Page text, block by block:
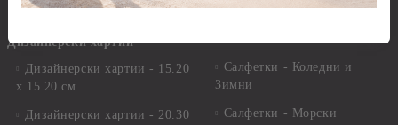
Инструменти и пособия
Дизайнерски хартии
Дизайнерски хартии - 15.20
х 15.20 см.
Дизайнерски хартии - 20.30
Салфетки - Коледни и
Зимни
Салфетки - Морски